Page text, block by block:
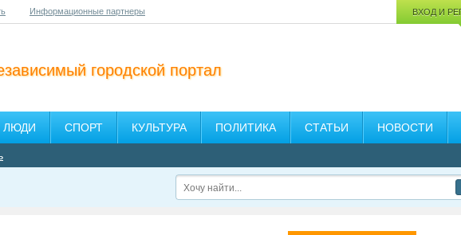
Информационные партнеры
городской портал
ВХОД И
ЛЮДИ СПОРТ КУЛЬТУРА ПОЛИТИКА СТАТЬИ НОВОСТИ